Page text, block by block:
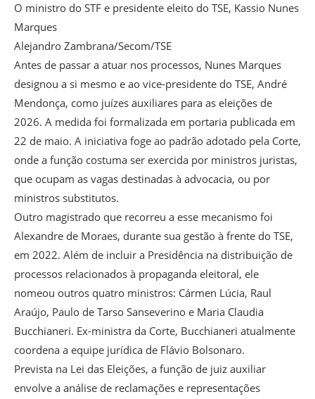
O ministro do STF e presidente eleito do TSE, Kassio Nunes
Marques
Alejandro Zambrana/Secom/TSE
Antes de passar a atuar nos processos, Nunes Marques
designou a si mesmo e ao vice-presidente do TSE, André
Mendonça, como juízes auxiliares para as eleições de
2026. A medida foi formalizada em portaria publicada em
22 de maio. A iniciativa foge ao padrão adotado pela Corte,
onde a função costuma ser exercida por ministros juristas,
que ocupam as vagas destinadas à advocacia, ou por
ministros substitutos.
Outro magistrado que recorreu a esse mecanismo foi
Alexandre de Moraes, durante sua gestão à frente do TSE,
em 2022. Além de incluir a Presidência na distribuição de
processos relacionados à propaganda eleitoral, ele
nomeou outros quatro ministros: Cármen Lúcia, Raul
Araújo, Paulo de Tarso Sanseverino e Maria Claudia
Bucchianeri. Ex-ministra da Corte, Bucchianeri atualmente
coordena a equipe jurídica de Flávio Bolsonaro.
Prevista na Lei das Eleições, a função de juiz auxiliar
envolve a análise de reclamações e representações